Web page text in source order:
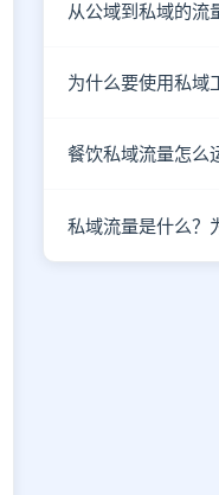
从公域到私域的流
餐饮私域流量怎么
私域流量是什么？